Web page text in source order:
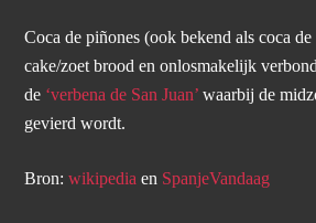
Coca de piñones (ook bekend als coca
cake/zoet brood en onlosmakelijk
de ‘verbena de San Juan’ waarbij de
gevierd wordt.
Bron:wikipedia en SpanjeVandaag